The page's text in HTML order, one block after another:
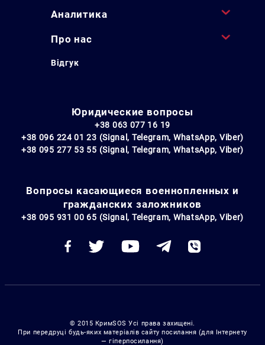
Аналитика
Про нас
Відгук
Юридические вопросы
+38 063 077 16 19
+38 096 224 01 23 (Signal, Telegram, WhatsApp, Viber)
+38 095 277 53 55 (Signal, Telegram, WhatsApp, Viber)
Вопросы касающиеся военнопленных и
гражданских заложников
+38 095 931 00 65 (Signal, Telegram, WhatsApp, Viber)
© 2015 КримSOS Усі права захищені.
При передруці будь-яких матеріалів сайту посилання (для Інтернету
— гіперпосилання)